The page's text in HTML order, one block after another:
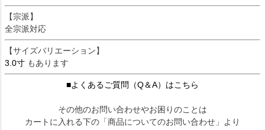
【宗派】
全宗派対応
【サイズバリエーション】
3.0寸 もあります
■よくあるご質問（Q＆A）はこちら
その他のお問い合わせやお困りのことは
カートに入れる下の「商品についてのお問い合わせ」より